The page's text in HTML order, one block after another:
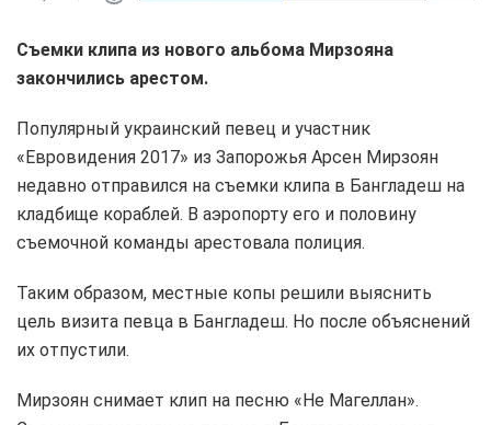
Съемки клипа из нового альбома Мирзояна
закончились арестом.
Популярный украинский певец и участник
«Евровидения 2017» из Запорожья Арсен Мирзоян
недавно отправился на съемки клипа в Бангладеш на
кладбище кораблей. В аэропорту его и половину
съемочной команды арестовала полиция.
Таким образом, местные копы решили выяснить
цель визита певца в Бангладеш. Но после объяснений
их отпустили.
Мирзоян снимает клип на песню «Не Магеллан».